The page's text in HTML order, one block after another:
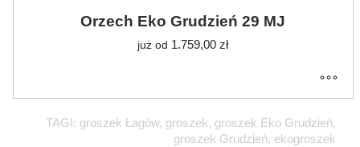
Orzech Eko Grudzień 29 MJ
już od 1.759,00zł
TAGI: groszek Łagów, groszek, groszek Eko Grudzień,
groszek Grudzień, ekogroszek